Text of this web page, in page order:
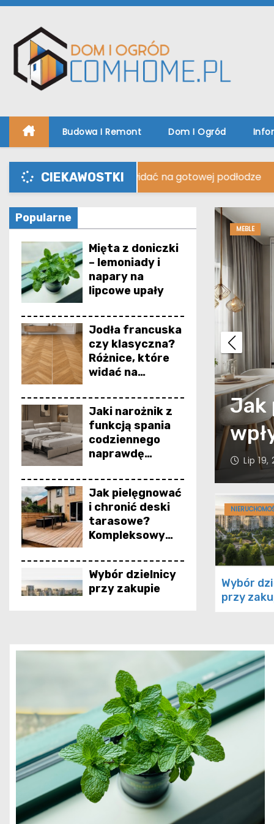
S
n
Budowa I Remont Dom I Ogród
CIEKAWOSTKI
które widać na gotowej podłodze Jaki
Popularne
Mięta z doniczki
– lemoniady i
napary na
lipcowe upały
Jodła francuska
czy klasyczna?
Różnice, które
widać na
podłodze
Jaki narożnik z
funkcją spania
codziennego
naprawdę
wygodny sen?
Jak pielęgnować
i chronić deski
tarasowe?
Kompleksowy
Wybór dzielnicy
przy zakupie
Mieszkanie z
rynku wtórnego
– w jakim jest
stanie
energetycznym
Czy tynk
ciepłochronny
może zastąpić
styropian?
Mini instalacje
projektowaniu
Symbioza
MEBLE
Jak
Lip 19,
Wybór
przy